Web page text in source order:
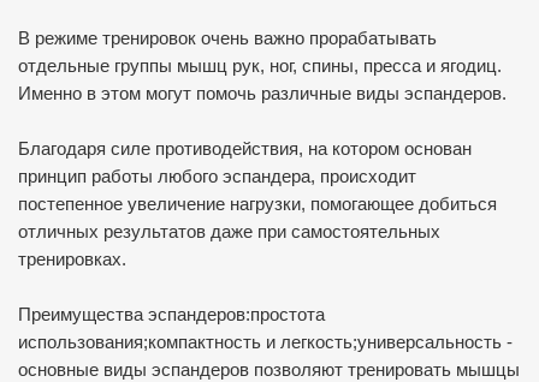
В режиме тренировок очень важно прорабатывать
отдельные группы мышц рук, ног, спины, пресса и ягодиц.
Именно в этом могут помочь различные виды эспандеров.
Благодаря силе противодействия, на котором основан
принцип работы любого эспандера, происходит
постепенное увеличение нагрузки, помогающее добиться
отличных результатов даже при самостоятельных
тренировках.
Преимущества эспандеров:простота
использования;компактность и легкость;универсальность -
основные виды эспандеров позволяют тренировать мышцы